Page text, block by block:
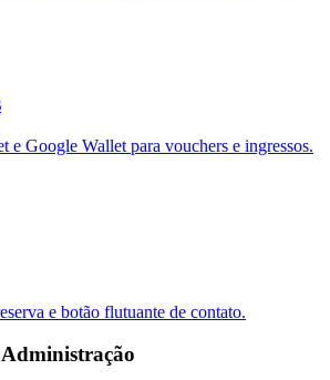
e Google Wallet para vouchers e ingressos.
e botão flutuante de contato.
Administração